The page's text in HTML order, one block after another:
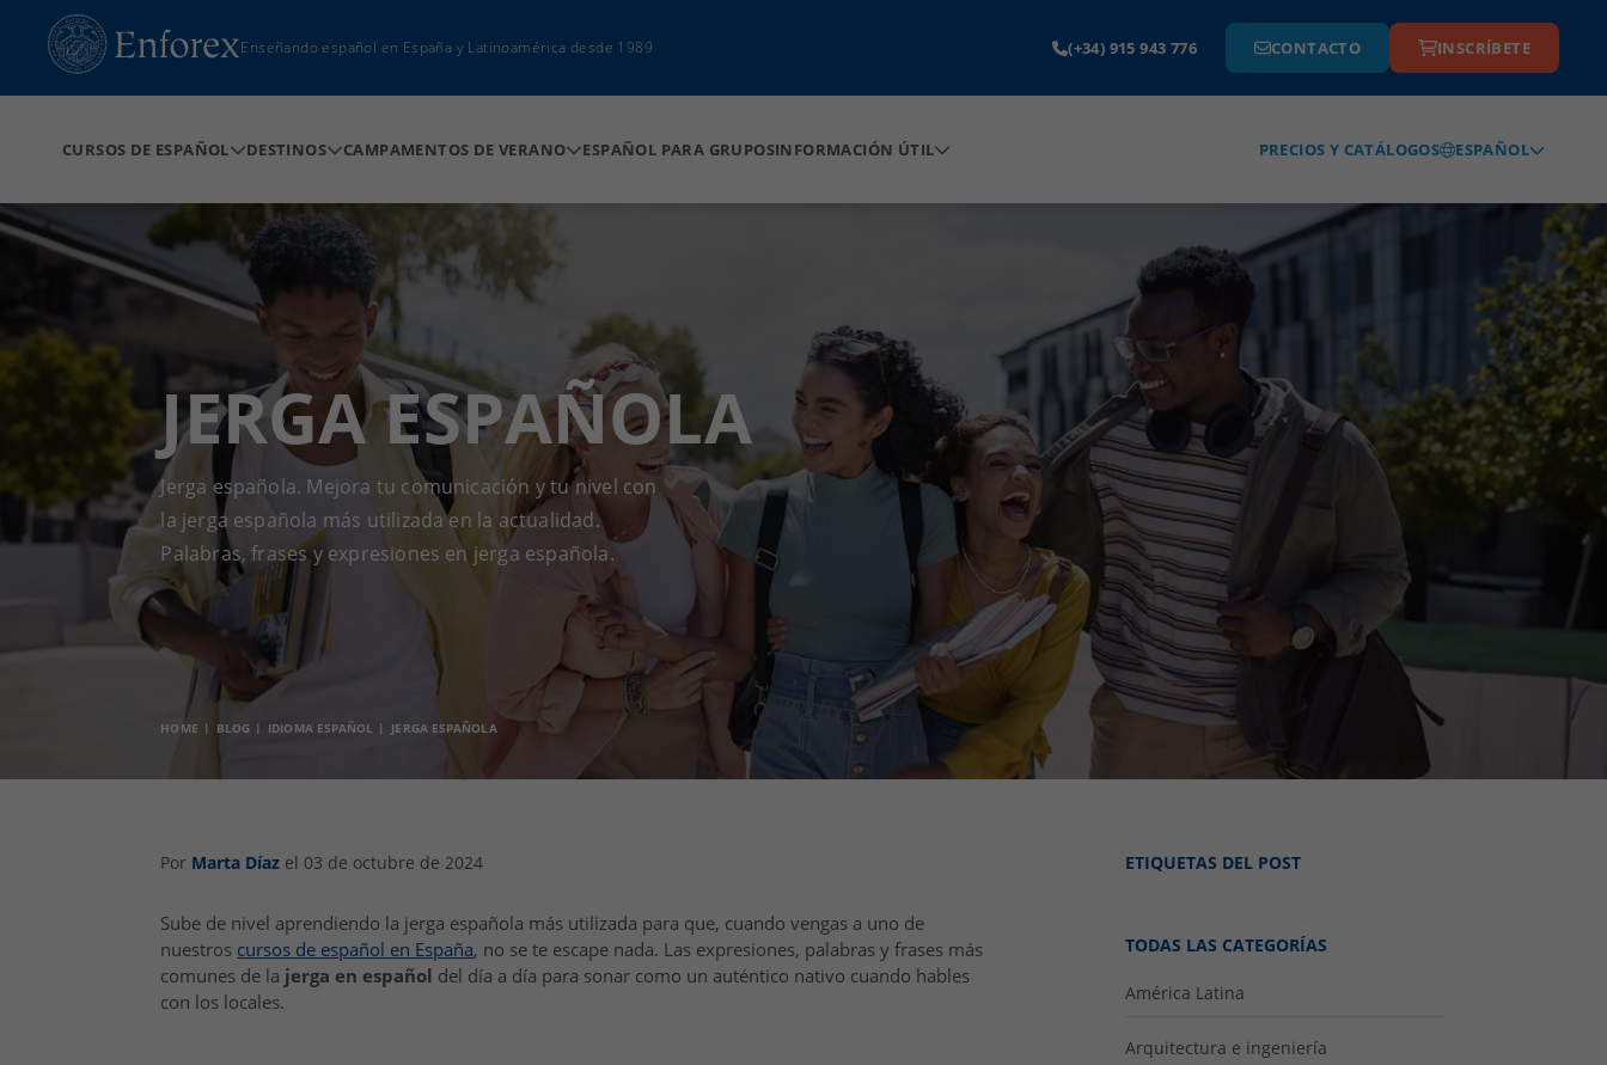
Enseñando español en España y Latinoamérica desde 1989 (+34) 915 943 776 CONTACTO INSCRÍBETE
CURSOS DE ESPAÑOL DESTINOS CAMPAMENTOS DE VERANO ESPAÑOL PARA GRUPOSINFORMACIÓN ÚTIL PRECIOS Y CATÁLOGOS ESPAÑOL
JERGA ESPAÑOLA
Jerga española. Mejora tu comunicación y tu nivel con
la jerga española más utilizada en la actualidad.
Palabras, frases y expresiones en jerga española.
HOME BLOG IDIOMA ESPAÑOL JERGA ESPAÑOLA
Por Marta Díaz el 03 de octubre de 2024
Sube de nivel aprendiendo la jerga española más utilizada para que, cuando vengas a uno de
nuestros cursos de español en España, no se te escape nada. Las expresiones, palabras y frases más
comunes de la jerga en español del día a día para sonar como un auténtico nativo cuando hables
con los locales.
ETIQUETAS DEL POST
TODAS LAS CATEGORÍAS
América Latina
Arquitectura e ingeniería